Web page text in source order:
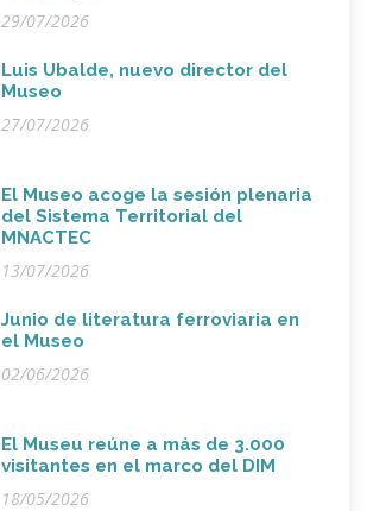
29/07/2026
Luis Ubalde, nuevo director del
Museo
27/07/2026
El Museo acoge la sesión plenaria
del Sistema Territorial del
MNACTEC
13/07/2026
Junio de literatura ferroviaria en
el Museo
02/06/2026
El Museu reúne a más de 3.000
visitantes en el marco del DIM
18/05/2026